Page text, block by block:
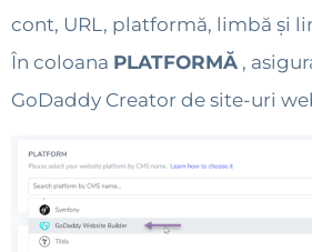
cont, URL, platformă, limbă și
În coloana PLATFORMĂ ,
GoDaddy Creator de site-uri